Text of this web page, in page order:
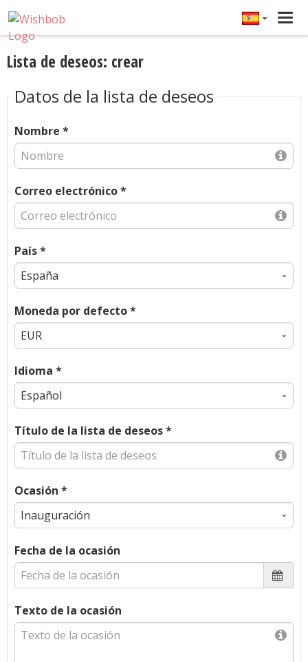
Lista de deseos: crear
Datos de la lista de deseos
Nombre *
Correo electrónico *
País *
Moneda por defecto *
Idioma *
Título de la lista de deseos *
Ocasión *
Fecha de la ocasión
Texto de la ocasión